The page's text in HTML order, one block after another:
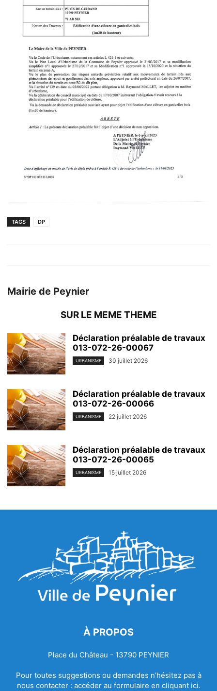
TAGS DP
Mairie de Peynier
SUR LE MEME THEME
Déclaration préalable de travaux
013-072-26-00067
URBANISME 30 juillet 2026
Déclaration préalable de travaux
013-072-26-00066
URBANISME 22 juillet 2026
Déclaration préalable de travaux
013-072-26-00065
URBANISME 15 juillet 2026
À PROPOS
Place du Château - 13790 PEYNIER
Pour toutes suggestions ou demandes n’hésitez pas à
nous contacter : accéder au formulaire en cliquant ici.